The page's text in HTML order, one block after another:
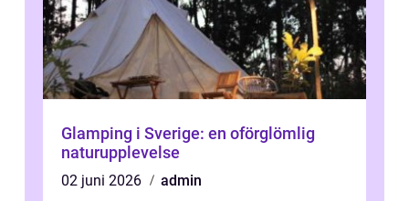
Glamping i Sverige: en oförglömlig
naturupplevelse
02 juni 2026
admin